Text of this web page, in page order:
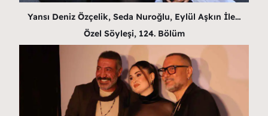
Yansı Deniz Özçelik, Seda Nuroğlu, Eylül Aşkın İle…
Özel Söyleşi, 124. Bölüm